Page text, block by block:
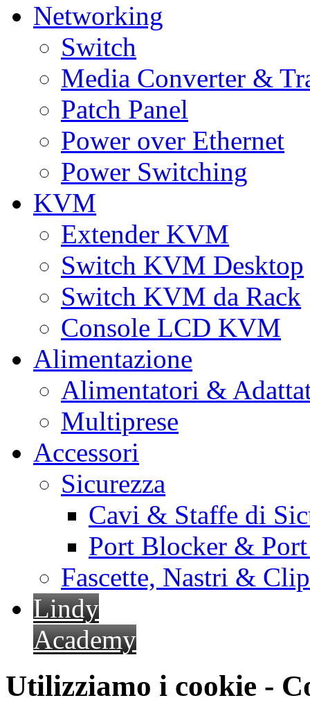
Networking
Switch
Media Converter &
Patch Panel
Power over Ethernet
Power Switching
KVM
Extender KVM
Switch KVM Desktop
Switch KVM da Rack
Console LCD KVM
Alimentazione
Alimentatori &
Multiprese
Accessori
Sicurezza
Cavi & Staffe di
Port Blocker &
Fascette, Nastri &
Lindy
Academy
Utilizziamo i cookie -